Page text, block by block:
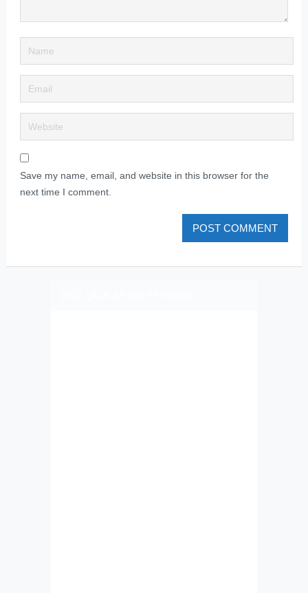
Save my name, email, and website in this browser for the
next time I comment.